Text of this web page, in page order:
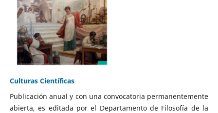
Culturas Científicas
Publicación anual y con una convocatoria permanentemente
abierta, es editada por el Departamento de Filosofía de la